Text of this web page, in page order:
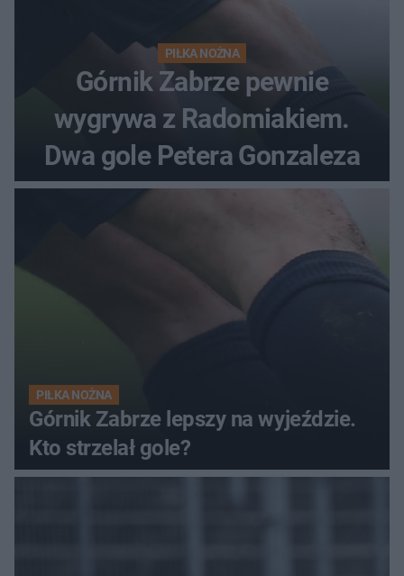
PIŁKA NOŻNA
Górnik Zabrze pewnie
wygrywa z Radomiakiem.
Dwa gole Petera Gonzaleza
PIŁKA NOŻNA
Górnik Zabrze lepszy na wyjeździe.
Kto strzelał gole?